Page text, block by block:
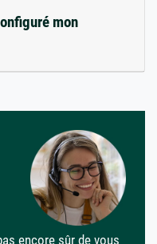
mon
encore sûr de vous